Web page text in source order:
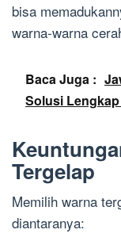
bisa
warna-warna
Baca Juga :
Solusi
Tergelap
Memilih warna
diantaranya: